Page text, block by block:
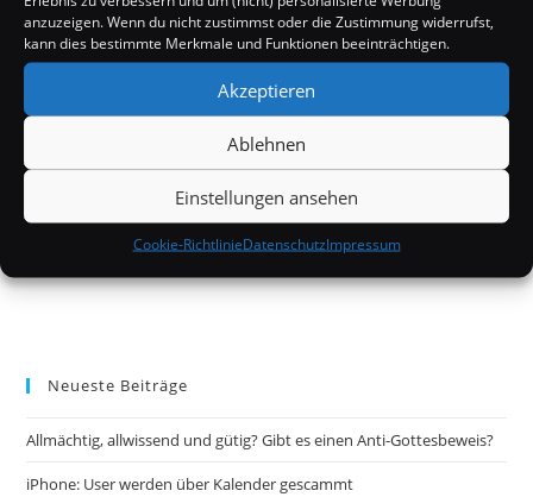
anzuzeigen. Wenn du nicht zustimmst oder die Zustimmung widerrufst,
kann dies bestimmte Merkmale und Funktionen beeinträchtigen.
Akzeptieren
Ablehnen
Einstellungen ansehen
Cookie-RichtlinieDatenschutzImpressum
Neueste Beiträge
Allmächtig, allwissend und gütig? Gibt es einen Anti-Gottesbeweis?
iPhone: User werden über Kalender gescammt